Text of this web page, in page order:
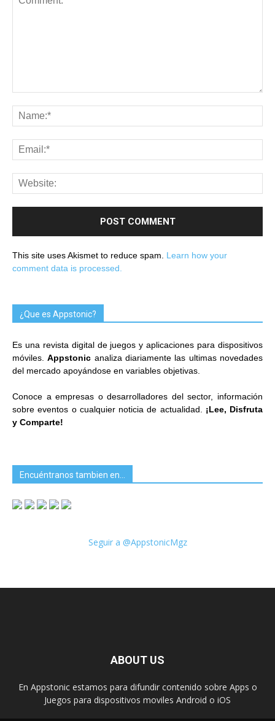
This site uses Akismet to reduce spam. Learn how your
comment data is processed.
¿Que es Appstonic?
Es una revista digital de juegos y aplicaciones para dispositivos
móviles.Appstonic analiza diariamente las ultimas novedades
del mercado apoyándose en variables objetivas.
Conoce a empresas o desarrolladores del sector, información
sobre eventos o cualquier noticia de actualidad. ¡Lee, Disfruta
y Comparte!
Encuéntranos tambien en…
Seguir a @AppstonicMgz
ABOUT US
En Appstonic estamos para difundir contenido sobre Apps o
Juegos para dispositivos moviles Android o iOS